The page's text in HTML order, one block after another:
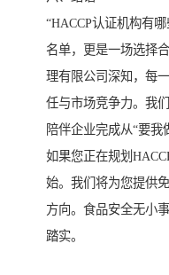
“HACCP认证机构有
名单，更是一场选择
理有限公司深知，每
任与市场竞争力。我
陪伴企业完成从“要我
如果您正在规划
始。我们将为您提供
方向。食品安全无小
踏实。